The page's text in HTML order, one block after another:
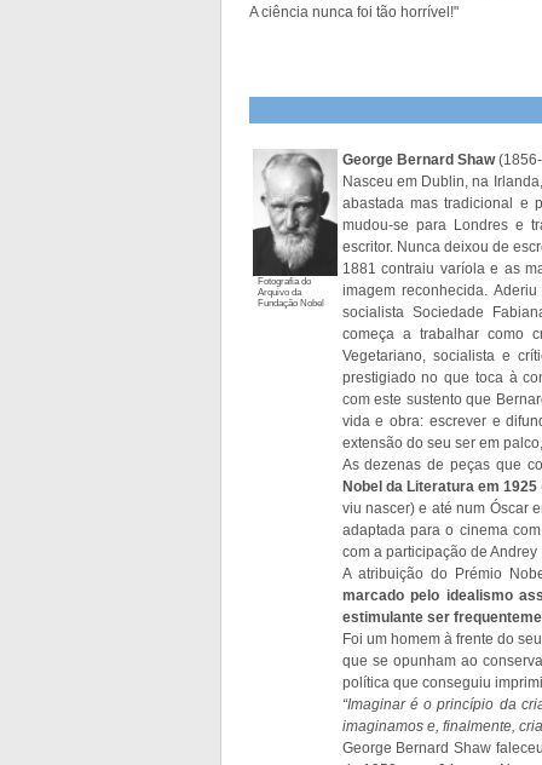
A ciência nunca foi tão horrível!"
Fotografia do
Arquivo da
Fundação Nobel
George Bernard Shaw(1856-
Nasceu em Dublin, na
abastada mas tradicional e
mudou-se para Londres e
escritor. Nunca deixou de
1881 contraiu varíola e as
imagem reconhecida.
socialista Sociedade
começa a trabalhar como
Vegetariano, socialista e
prestigiado no que toca à
com este sustento que
vida e obra: escrever e
extensão do seu ser em
As dezenas de peças que
Nobel da Literatura em 1925
viu nascer) e até num Óscar
adaptada para o cinema
com a participação de Andrey
A atribuição do Prémio
marcado pelo idealismo
estimulante ser
Foi um homem à frente do
que se opunham ao
política que conseguiu
“Imaginar é o princípio da
imaginamos e, finalmente,
George Bernard Shaw